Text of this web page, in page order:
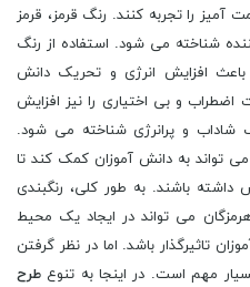
آمیز را تجربه کنند. رنگ قرمز، قرمز
شناخته می شود. استفاده از رنگ
افزایش انرژی و تحریک دانش
و بی اختیاری را نیز افزایش
شاداب و پرانرژی شناخته می شود.
تواند به دانش آموزان کمک کند تا
باشند. به طور کلی، رنگبندی
می تواند در ایجاد یک محیط
تاثیرگذار باشد. اما در نظر گرفتن
مهم است. در اینجا به تنوع طرح